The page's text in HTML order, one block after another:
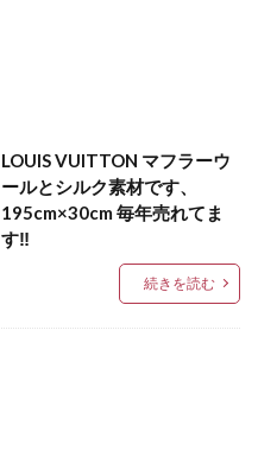
LOUIS VUITTON マフラーウ
ールとシルク素材です、
195cm×30cm 毎年売れてま
す‼️
続きを読む